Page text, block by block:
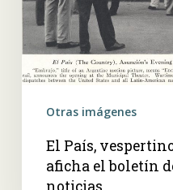
Otras imágenes
El País,
aficha el boletín